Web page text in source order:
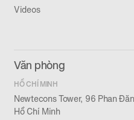
Videos
Văn phòng
HỒ CHÍ MINH
Newtecons Tower, 96 Phan
Hồ Chí Minh